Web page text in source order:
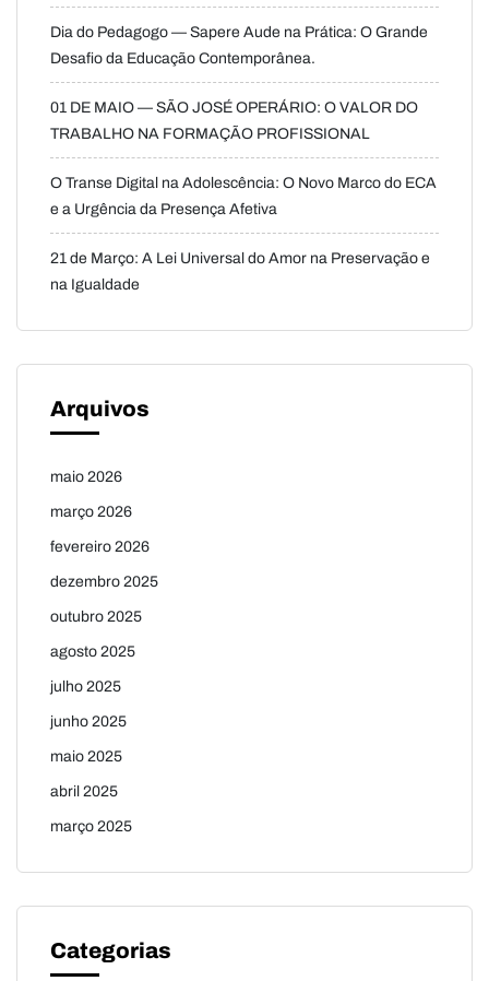
Dia do Pedagogo — Sapere Aude na Prática: O Grande
Desafio da Educação Contemporânea.
01 DE MAIO — SÃO JOSÉ OPERÁRIO: O VALOR DO
TRABALHO NA FORMAÇÃO PROFISSIONAL
O Transe Digital na Adolescência: O Novo Marco do ECA
e a Urgência da Presença Afetiva
21 de Março: A Lei Universal do Amor na Preservação e
na Igualdade
Arquivos
maio 2026
março 2026
fevereiro 2026
dezembro 2025
outubro 2025
agosto 2025
julho 2025
junho 2025
maio 2025
abril 2025
março 2025
Categorias